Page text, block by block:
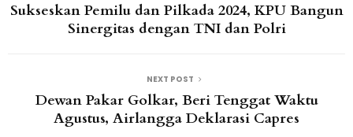
Sukseskan Pemilu dan Pilkada 2024, KPU Bangun
Sinergitas dengan TNI dan Polri
NEXT POST
Dewan Pakar Golkar, Beri Tenggat Waktu
Agustus, Airlangga Deklarasi Capres